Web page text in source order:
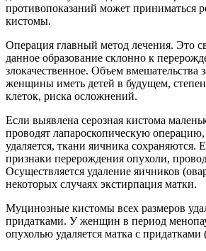
противопоказаний может приниматься
кистомы.
Операция главный метод лечения. Это
данное образование склонно к
злокачественное. Объем вмешательства
женщины иметь детей в будущем,
клеток, риска осложнений.
Если выявлена серозная кистома
проводят лапароскопическую
удаляется, ткани яичника сохраняются.
признаки перерождения опухоли,
Осуществляется удаление яичников
некоторых случаях экстирпация матки.
Муцинозные кистомы всех размеров
придатками. У женщин в период
опухолью удаляется матка с придатками